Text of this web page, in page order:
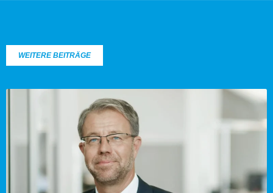
WEITERE BEITRÄGE